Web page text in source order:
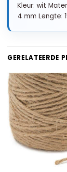
Kleur: wit
4 mm Lengte:
GERELATEERDE